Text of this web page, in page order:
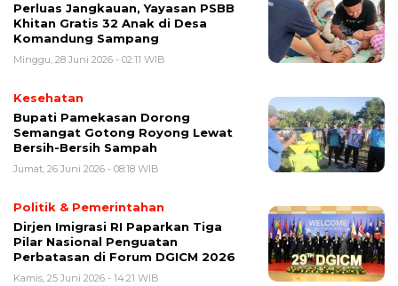
Perluas Jangkauan, Yayasan PSBB
Khitan Gratis 32 Anak di Desa
Komandung Sampang
Minggu, 28 Juni 2026 - 02:11 WIB
Kesehatan
Bupati Pamekasan Dorong
Semangat Gotong Royong Lewat
Bersih-Bersih Sampah
Jumat, 26 Juni 2026 - 08:18 WIB
Politik & Pemerintahan
Dirjen Imigrasi RI Paparkan Tiga
Pilar Nasional Penguatan
Perbatasan di Forum DGICM 2026
Kamis, 25 Juni 2026 - 14:21 WIB